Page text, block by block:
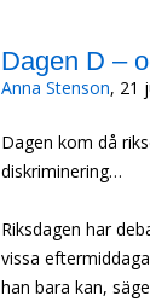
Dagen D –
Anna Stenson, 21
Dagen kom då
diskriminering…
Riksdagen har
vissa
han bara kan,